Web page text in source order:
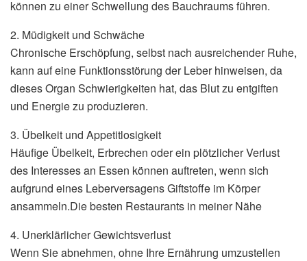
können zu einer Schwellung des Bauchraums führen.
2. Müdigkeit und Schwäche
Chronische Erschöpfung, selbst nach ausreichender Ruhe,
kann auf eine Funktionsstörung der Leber hinweisen, da
dieses Organ Schwierigkeiten hat, das Blut zu entgiften
und Energie zu produzieren.
3. Übelkeit und Appetitlosigkeit
Häufige Übelkeit, Erbrechen oder ein plötzlicher Verlust
des Interesses an Essen können auftreten, wenn sich
aufgrund eines Leberversagens Giftstoffe im Körper
ansammeln.Die besten Restaurants in meiner Nähe
4. Unerklärlicher Gewichtsverlust
Wenn Sie abnehmen, ohne Ihre Ernährung umzustellen